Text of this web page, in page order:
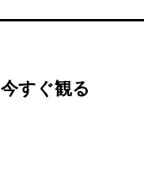
今すぐ観る